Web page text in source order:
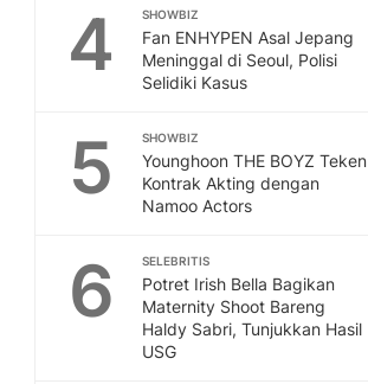
4 SHOWBIZ
Fan ENHYPEN Asal Jepang
Meninggal di Seoul, Polisi
Selidiki Kasus
5 SHOWBIZ
Younghoon THE BOYZ Teken
Kontrak Akting dengan
Namoo Actors
6 SELEBRITIS
Potret Irish Bella Bagikan
Maternity Shoot Bareng
Haldy Sabri, Tunjukkan Hasil
USG